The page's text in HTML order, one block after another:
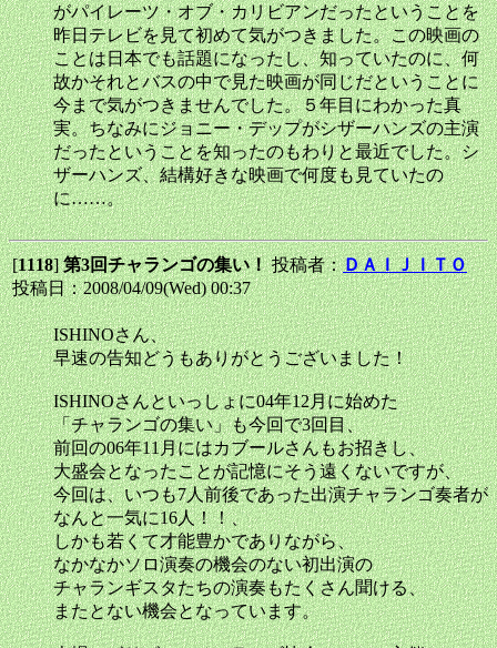
がパイレーツ・オブ・カリビアンだったということを
昨日テレビを見て初めて気がつきました。この映画の
ことは日本でも話題になったし、知っていたのに、何
故かそれとバスの中で見た映画が同じだということに
今まで気がつきませんでした。５年目にわかった真
実。ちなみにジョニー・デップがシザーハンズの主演
だったということを知ったのもわりと最近でした。シ
ザーハンズ、結構好きな映画で何度も見ていたの
に……。
[1118]第3回チャランゴの集い！投稿者：ＤＡＩＪＩＴＯ
投稿日：2008/04/09(Wed) 00:37
ISHINOさん、
早速の告知どうもありがとうございました！
ISHINOさんといっしょに04年12月に始めた
「チャランゴの集い」も今回で3回目、
前回の06年11月にはカブールさんもお招きし、
大盛会となったことが記憶にそう遠くないですが、
今回は、いつも7人前後であった出演チャランゴ奏者が
なんと一気に16人！！、
しかも若くて才能豊かでありながら、
なかなかソロ演奏の機会のない初出演の
チャランギスタたちの演奏もたくさん聞ける、
またとない機会となっています。